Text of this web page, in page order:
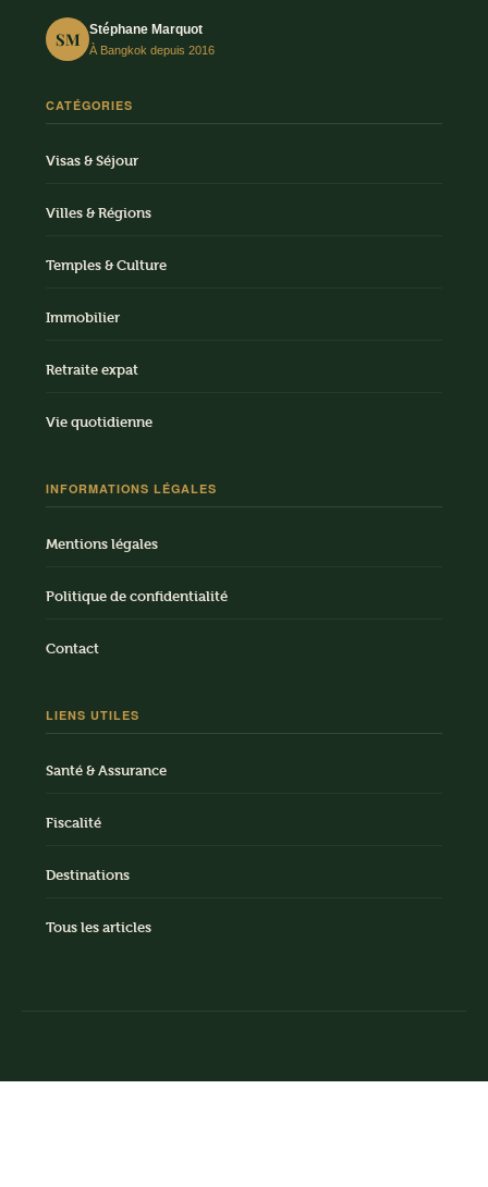
SM Stéphane Marquot
À Bangkok depuis 2016
CATÉGORIES
Visas & Séjour
Villes & Régions
Temples & Culture
Immobilier
Retraite expat
Vie quotidienne
INFORMATIONS LÉGALES
Mentions légales
Politique de confidentialité
Contact
LIENS UTILES
Santé & Assurance
Fiscalité
Destinations
Tous les articles